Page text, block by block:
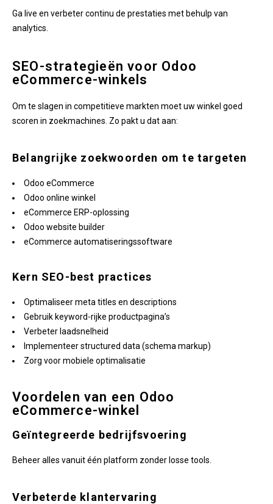
Ga live en verbeter continu de prestaties met behulp van
analytics.
SEO-strategieën voor Odoo
eCommerce-winkels
Om te slagen in competitieve markten moet uw winkel goed
scoren in zoekmachines. Zo pakt u dat aan:
Belangrijke zoekwoorden om te targeten
Odoo eCommerce
Odoo online winkel
eCommerce ERP-oplossing
Odoo website builder
eCommerce automatiseringssoftware
Kern SEO-best practices
Optimaliseer meta titles en descriptions
Gebruik keyword-rijke productpagina’s
Verbeter laadsnelheid
Implementeer structured data (schema markup)
Zorg voor mobiele optimalisatie
Voordelen van een Odoo
eCommerce-winkel
Geïntegreerde bedrijfsvoering
Beheer alles vanuit één platform zonder losse tools.
Verbeterde klantervaring